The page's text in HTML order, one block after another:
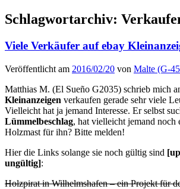
Schlagwortarchiv:
Viele Verkäufer auf ebay
Veröffentlicht am 2016/02/20 von Malte (G-
Matthias M. (El Sueño G2035) schrieb mich
Kleinanzeigen verkaufen gerade sehr viele
Vielleicht hat ja jemand Interesse. Er selbst
Lümmelbeschlag, hat vielleicht jemand noch
Holzmast für ihn? Bitte melden!
Hier die Links solange sie noch gültig sind
ungültig]:
Holzpirat in Wilhelmshafen – ein Projekt für